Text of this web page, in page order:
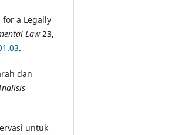
for a Legally
Law23,
.
dan
untuk